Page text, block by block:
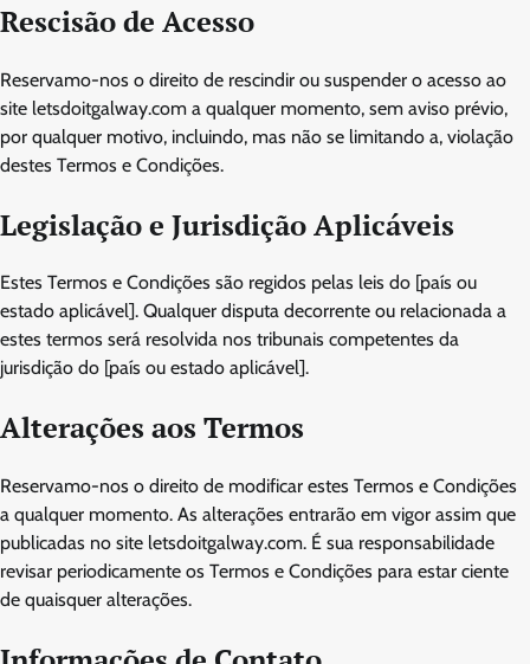
Rescisão de Acesso
Reservamo-nos o direito de rescindir ou suspender o acesso ao
site letsdoitgalway.com a qualquer momento, sem aviso prévio,
por qualquer motivo, incluindo, mas não se limitando a, violação
destes Termos e Condições.
Legislação e Jurisdição Aplicáveis
Estes Termos e Condições são regidos pelas leis do [país ou
estado aplicável]. Qualquer disputa decorrente ou relacionada a
estes termos será resolvida nos tribunais competentes da
jurisdição do [país ou estado aplicável].
Alterações aos Termos
Reservamo-nos o direito de modificar estes Termos e Condições
a qualquer momento. As alterações entrarão em vigor assim que
publicadas no site letsdoitgalway.com. É sua responsabilidade
revisar periodicamente os Termos e Condições para estar ciente
de quaisquer alterações.